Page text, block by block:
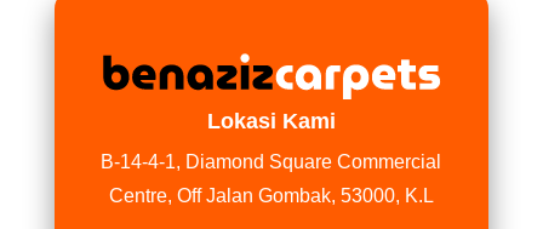
Lokasi Kami
B-14-4-1, Diamond Square Commercial
Centre, Off Jalan Gombak, 53000, K.L